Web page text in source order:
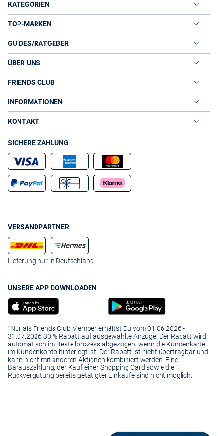
in vielen verschiedenen Größen, die Ihnen zu einem unvergesslichen
Auftritt bei der nächsten Veranstaltung verhelfen. Dabei legt VAN
GRAAF höchsten Wert auf Qualität und bietet lediglich Smokings
namhafter Hersteller wie beispielsweise BOSS BLACK oder
WILVORST an. Selbstverständlich können Sie Ihren Smoking auch
nach dem Baukastenprinzip individuell zusammenstellen und an
Ihre Körpermaße anpassen, sodass Tragekomfort und
Passgenauigkeit auch bei längeren Veranstaltungen garantiert sind.
VAN GRAAF Smokings erfüllen auch in puncto Qualität und
bestehend aus reiner Schurwolle, profitieren Sie von einer Kühlung
sind mit der nötigen Liebe zum Detail konzipiert. Dabei wird viel
und Außentaschen runden das stilvolle Design der VAN GRAAF
Smokings ab und garantieren zudem ausreichend Platz für
Smartphone und Co.
KATEGORIEN
TOP-MARKEN
GUIDES/RATGEBER
ÜBER UNS
FRIENDS CLUB
INFORMATIONEN
KONTAKT
SICHERE ZAHLUNG
VERSANDPARTNER
Lieferung nur in Deutschland
UNSERE APP DOWNLOADEN
¹Nur als Friends Club Member erhältst Du vom 01.06.2026 -
31.07.2026 30 % Rabatt auf ausgewählte Anzüge. Der Rabatt wird
automatisch im Bestellprozess abgezogen, wenn die Kundenkarte
im Kundenkonto hinterlegt ist. Der Rabatt ist nicht übertragbar und
kann nicht mit anderen Aktionen kombiniert werden. Eine
Barauszahlung, der Kauf einer Shopping Card sowie die
Rückvergütung bereits getätigter Einkäufe sind nicht möglich.